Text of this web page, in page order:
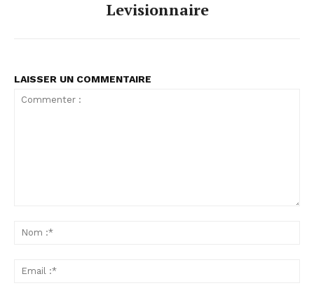
Levisionnaire
LAISSER UN COMMENTAIRE